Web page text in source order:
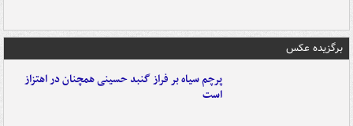
برگزیده عکس
پرچم سیاه بر فراز گنبد حسینی همچنان در اهتزاز
است